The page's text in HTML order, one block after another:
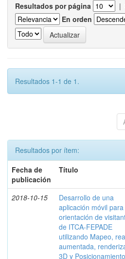
Resultados por página |
En orden
Resultados 1-1 de 1.
Resultados por ítem:
Fecha de
publicación
Título
2018-10-15
Desarrollo de una
aplicación móvil
orientación de
de ITCA-FEPADE
utilizando Mapeo,
aumentada,
3D y Posicionamiento